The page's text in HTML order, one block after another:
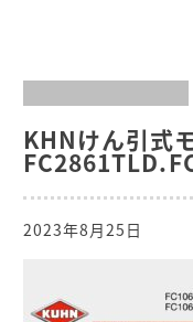
KHNけん引式
2023年8月25日